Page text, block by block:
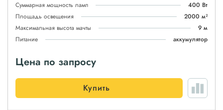
Суммарная мощность ламп
400 Вт
Площадь освещения
2000 м²
Максимальная высота мачты
9 м
Питание
аккумулятор
Цена по запросу
Купить